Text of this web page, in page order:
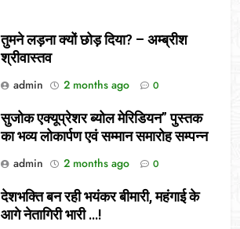
तुमने लड़ना क्यों छोड़ दिया? – अम्ब्रीश
श्रीवास्तव
admin
2 months ago 0
सुजोक एक्यूप्रेशर ब्योल मेरिडियन” पुस्तक
का भव्य लोकार्पण एवं सम्मान समारोह सम्पन्न
admin
2 months ago 0
देशभक्ति बन रही भयंकर बीमारी, महंगाई के
आगे नेतागिरी भारी …!